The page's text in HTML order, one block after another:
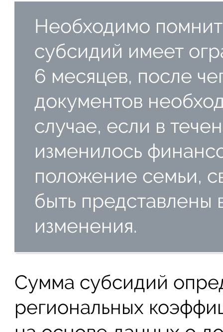
Необходимо
субсидий имеет
6 месяцев, после
документов
случае, если в
изменилось
положение семьи,
быть представлены
изменения.
Сумма субсидий
региональных